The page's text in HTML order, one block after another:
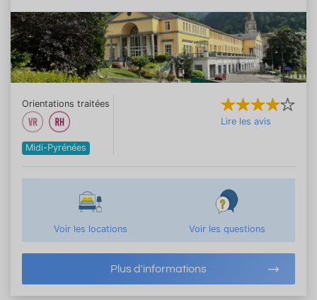
Orientations traitées
Midi-Pyrénées
Lire les avis
Voir les locations Voir les questions
Plus d'informations